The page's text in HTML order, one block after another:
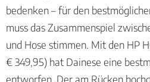
bedenken – für den
muss das Zusammenspiel
und Hose stimmen. Mit den HP
€ 349,95) hat Dainese eine
entworfen. Der am Rücken